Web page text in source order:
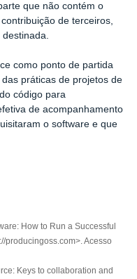
que não contém o
de terceiros,
como ponto de partida
práticas de projetos de
código para
de acompanhamento
o software e que
How to Run a Successful
producingoss.com>. Acesso
Keys to collaboration and